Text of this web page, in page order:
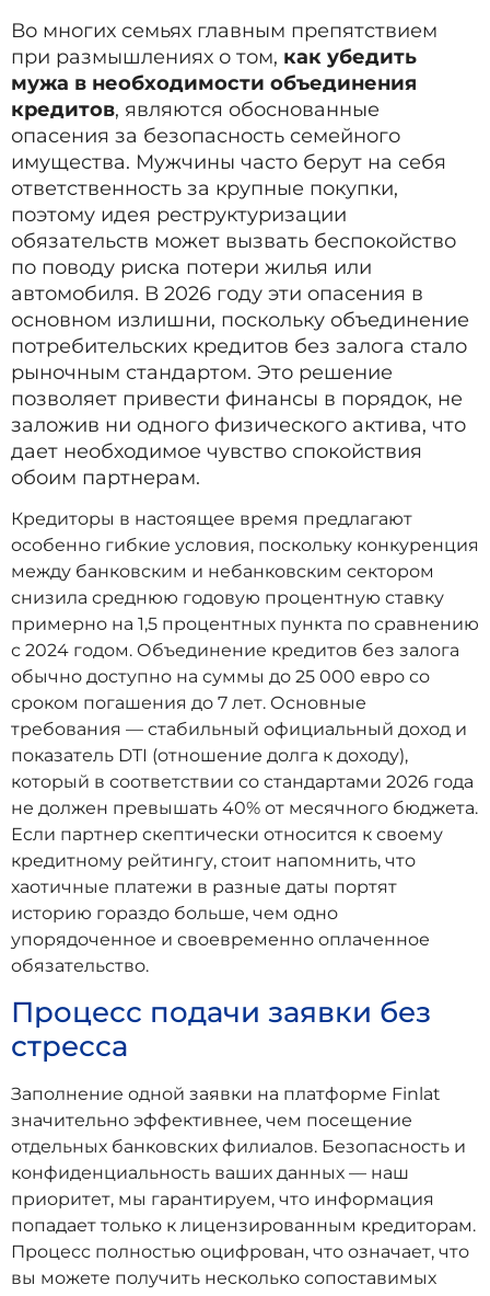
Во многих семьях главным препятствием
при размышлениях о том, как убедить
мужа в необходимости объединения
кредитов, являются обоснованные
опасения за безопасность семейного
имущества. Мужчины часто берут на себя
ответственность за крупные покупки,
поэтому идея реструктуризации
обязательств может вызвать беспокойство
по поводу риска потери жилья или
автомобиля. В 2026 году эти опасения в
основном излишни, поскольку объединение
потребительских кредитов без залога стало
рыночным стандартом. Это решение
позволяет привести финансы в порядок, не
заложив ни одного физического актива, что
дает необходимое чувство спокойствия
обоим партнерам.
Кредиторы в настоящее время предлагают
особенно гибкие условия, поскольку конкуренция
между банковским и небанковским сектором
снизила среднюю годовую процентную ставку
примерно на 1,5 процентных пункта по сравнению
с 2024 годом. Объединение кредитов без залога
обычно доступно на суммы до 25 000 евро со
сроком погашения до 7 лет. Основные
требования — стабильный официальный доход и
показатель DTI (отношение долга к доходу),
который в соответствии со стандартами 2026 года
не должен превышать 40% от месячного бюджета.
Если партнер скептически относится к своему
кредитному рейтингу, стоит напомнить, что
хаотичные платежи в разные даты портят
историю гораздо больше, чем одно
упорядоченное и своевременно оплаченное
обязательство.
Процесс подачи заявки без
стресса
Заполнение одной заявки на платформе Finlat
значительно эффективнее, чем посещение
отдельных банковских филиалов. Безопасность и
конфиденциальность ваших данных — наш
приоритет, мы гарантируем, что информация
попадает только к лицензированным кредиторам.
Процесс полностью оцифрован, что означает, что
вы можете получить несколько сопоставимых